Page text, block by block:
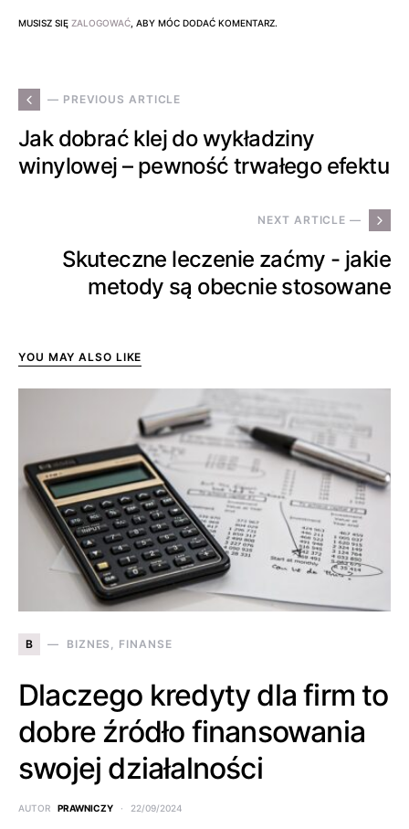
MUSISZ SIĘ ZALOGOWAĆ , ABY MÓC DODAĆ KOMENTARZ.
— PREVIOUS ARTICLE
Jak dobrać klej do wykładziny
winylowej – pewność trwałego efektu
NEXT ARTICLE —
Skuteczne leczenie zaćmy - jakie
metody są obecnie stosowane
YOU MAY ALSO LIKE
B BIZNES, FINANSE
Dlaczego kredyty dla firm to
dobre źródło finansowania
swojej działalności
AUTOR PRAWNICZY 22/09/2024